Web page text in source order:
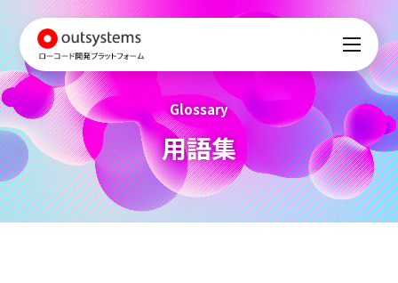
Glossary
用語集